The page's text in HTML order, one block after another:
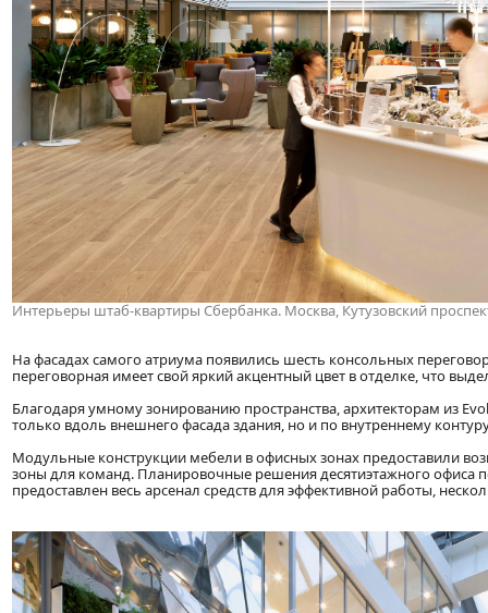
Интерьеры штаб-квартиры Сбербанка. Москва, Кутузовский
На фасадах самого атриума появились шесть консольных
переговорная имеет свой яркий акцентный цвет в отделке, что
Благодаря умному зонированию пространства, архитекторам из
только вдоль внешнего фасада здания, но и по внутреннему
Модульные конструкции мебели в офисных зонах предоставили
зоны для команд. Планировочные решения десятиэтажного
предоставлен весь арсенал средств для эффективной работы,